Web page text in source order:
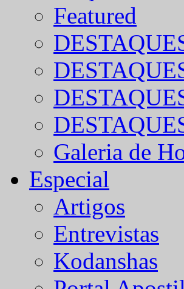
Featured
Galeria de
Especial
Artigos
Entrevistas
Kodanshas